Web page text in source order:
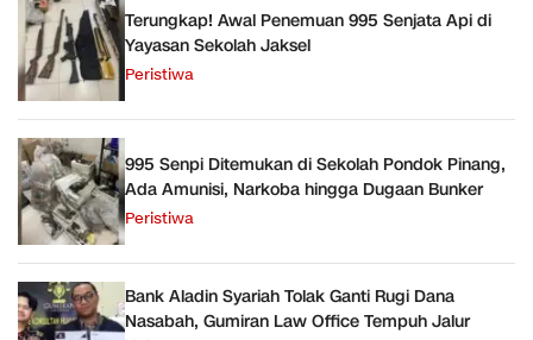
Terungkap! Awal Penemuan 995 Senjata Api di
Yayasan Sekolah Jaksel
Peristiwa
995 Senpi Ditemukan di Sekolah Pondok Pinang,
Ada Amunisi, Narkoba hingga Dugaan Bunker
Peristiwa
Bank Aladin Syariah Tolak Ganti Rugi Dana
Nasabah, Gumiran Law Office Tempuh Jalur